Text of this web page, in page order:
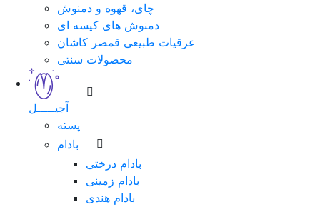
چای، قهوه و دمنوش
دمنوش های کیسه ای
عرقیات طبیعی قمصر کاشان
محصولات سنتی
آجیـــــل
پسته
بادام
بادام درختی
بادام زمینی
بادام هندی